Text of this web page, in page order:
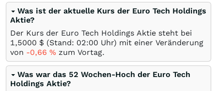
Was ist der aktuelle Kurs der Euro Tech Holdings
Aktie?
Der Kurs der Euro Tech Holdings Aktie steht bei
1,5000 $ (Stand: 02:00 Uhr) mit einer Veränderung
von -0,66 % zum Vortag.
Was war das 52 Wochen-Hoch der Euro Tech
Holdings Aktie?